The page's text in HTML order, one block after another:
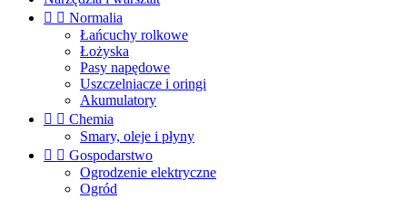
  Normalia
Łańcuchy rolkowe
Łożyska
Pasy napędowe
Uszczelniacze i oringi
Akumulatory
  Chemia
Smary, oleje i płyny
  Gospodarstwo
Ogrodzenie elektryczne
Ogród